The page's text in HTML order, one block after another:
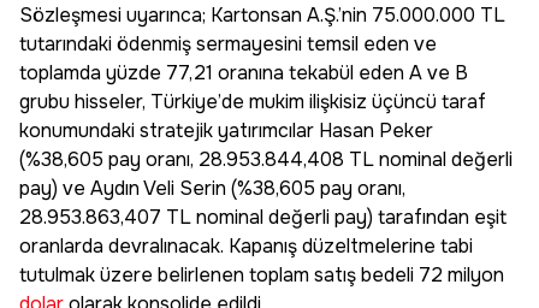
Sözleşmesi uyarınca; Kartonsan A.Ş.’nin 75.000.000 TL
tutarındaki ödenmiş sermayesini temsil eden ve
toplamda yüzde 77,21 oranına tekabül eden A ve B
grubu hisseler, Türkiye’de mukim ilişkisiz üçüncü taraf
konumundaki stratejik yatırımcılar Hasan Peker
(%38,605 pay oranı, 28.953.844,408 TL nominal değerli
pay) ve Aydın Veli Serin (%38,605 pay oranı,
28.953.863,407 TL nominal değerli pay) tarafından eşit
oranlarda devralınacak. Kapanış düzeltmelerine tabi
tutulmak üzere belirlenen toplam satış bedeli 72 milyon